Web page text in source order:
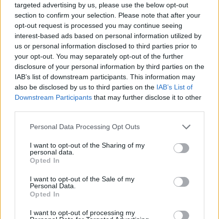
targeted advertising by us, please use the below opt-out
section to confirm your selection. Please note that after your
opt-out request is processed you may continue seeing
interest-based ads based on personal information utilized by
us or personal information disclosed to third parties prior to
your opt-out. You may separately opt-out of the further
disclosure of your personal information by third parties on the
IAB’s list of downstream participants. This information may
also be disclosed by us to third parties on the IAB’s List of
Downstream Participants that may further disclose it to other
Please note that this website/app uses one or more Google
not limited to your visit or usage behaviour. You may click to
grant or deny consent to Google and its third-party tags to
use your data for below specified purposes in below Google
consent section.
Personal Data Processing Opt Outs
I want to opt-out of the Sharing of my
personal data.
Opted In
I want to opt-out of the Sale of my
Personal Data.
Opted In
I want to opt-out of processing my
Rapcirkuszokat.
Éreztek ebben egyfajta olyan közösség összetartó
erőt, mint a Fila Rap Jamben vagy a Hip-Hop
Mission-ben volt évekkel ezelőtt?